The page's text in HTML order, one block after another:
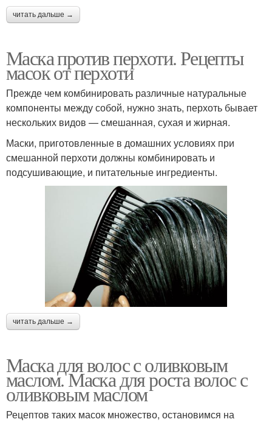
читать дальше →
Маска против перхоти. Рецепты
масок от перхоти
Прежде чем комбинировать различные натуральные
компоненты между собой, нужно знать, перхоть бывает
нескольких видов — смешанная, сухая и жирная.
Маски, приготовленные в домашних условиях при
смешанной перхоти должны комбинировать и
подсушивающие, и питательные ингредиенты.
читать дальше →
Маска для волос с оливковым
маслом. Маска для роста волос с
оливковым маслом
Рецептов таких масок множество, остановимся на